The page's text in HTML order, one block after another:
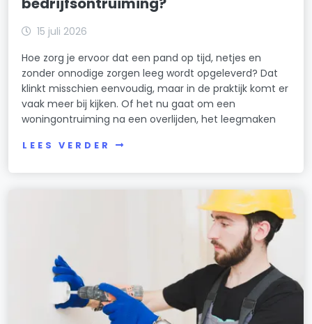
15 juli 2026
Hoe zorg je ervoor dat een pand op tijd, netjes en
zonder onnodige zorgen leeg wordt opgeleverd? Dat
klinkt misschien eenvoudig, maar in de praktijk komt er
vaak meer bij kijken. Of het nu gaat om een
woningontruiming na een overlijden, het leegmaken
LEES VERDER